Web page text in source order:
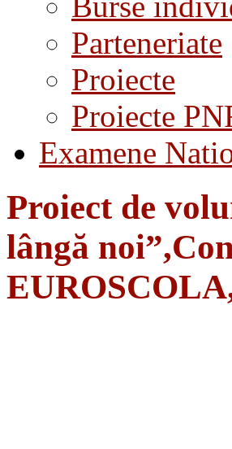
Parteneriate
Proiecte
Proiecte
Examene
Proiect de
lângă